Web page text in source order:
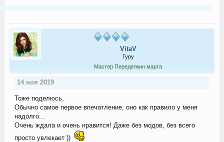
VitaV
Гуру
Мастер Переделкин марта
14 ноя 2019
Тоже поделюсь,
Обычно самое первое впечатление, оно как правило у меня
надолго...
Очень ждала и очень нравится! Даже без модов, без всего
просто увлекает ))